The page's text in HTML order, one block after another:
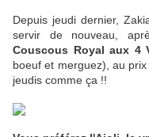
Depuis jeudi dernier,
servir de nouveau,
Couscous Royal aux 4
boeuf et merguez), au
jeudis comme ça !!